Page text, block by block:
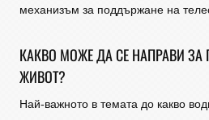
механизъм за поддържане на
КАКВО МОЖЕ ДА СЕ НАПРАВИ
ЖИВОТ?
Най-важното в темата до какво